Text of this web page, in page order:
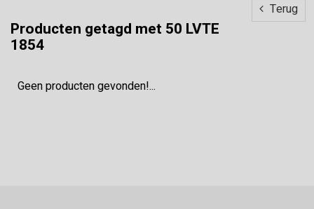
Terug
Producten getagd met 50 LVTE
1854
Geen producten gevonden!...